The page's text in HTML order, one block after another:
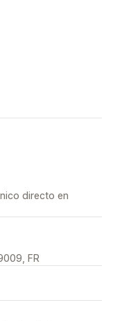
directo en
FR